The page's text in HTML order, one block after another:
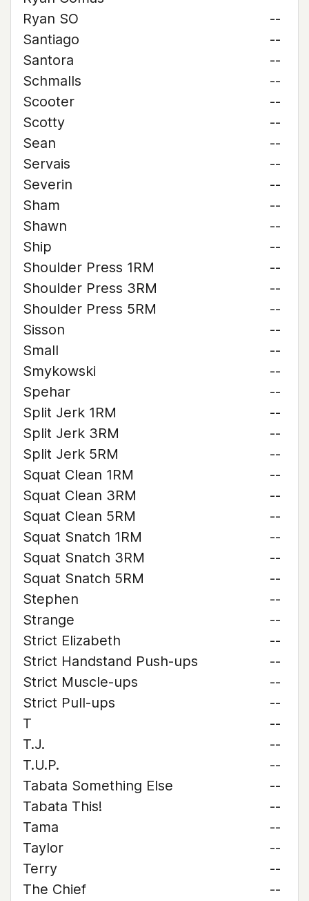
Ryan SO
--
Santiago
--
Santora
--
Schmalls
--
Scooter
--
Scotty
--
Sean
--
Servais
--
Severin
--
Sham
--
Shawn
--
Ship
--
Shoulder Press 1RM
--
Shoulder Press 3RM
--
Shoulder Press 5RM
--
Sisson
--
Small
--
Smykowski
--
Spehar
--
Split Jerk 1RM
--
Split Jerk 3RM
--
Split Jerk 5RM
--
Squat Clean 1RM
--
Squat Clean 3RM
--
Squat Clean 5RM
--
Squat Snatch 1RM
--
Squat Snatch 3RM
--
Squat Snatch 5RM
--
Stephen
--
Strange
--
Strict Elizabeth
--
Strict Handstand Push-ups
--
Strict Muscle-ups
--
Strict Pull-ups
--
T
--
T.J.
--
T.U.P.
--
Tabata Something Else
--
Tabata This!
--
Tama
--
Taylor
--
Terry
--
The Chief
--